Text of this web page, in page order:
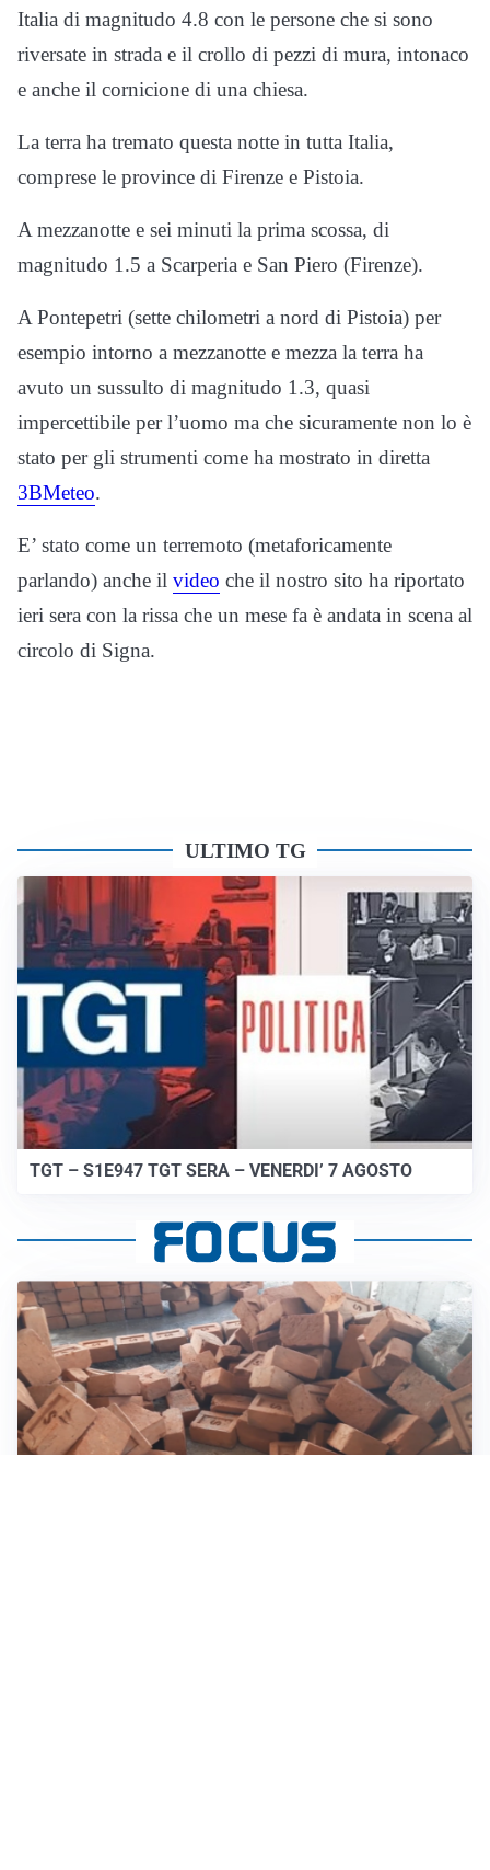
Italia di magnitudo 4.8 con le persone che si sono
riversate in strada e il crollo di pezzi di mura, intonaco
e anche il cornicione di una chiesa.
La terra ha tremato questa notte in tutta Italia,
comprese le province di Firenze e Pistoia.
A mezzanotte e sei minuti la prima scossa, di
magnitudo 1.5 a Scarperia e San Piero (Firenze).
A Pontepetri (sette chilometri a nord di Pistoia) per
esempio intorno a mezzanotte e mezza la terra ha
avuto un sussulto di magnitudo 1.3, quasi
impercettibile per l’uomo ma che sicuramente non lo è
stato per gli strumenti come ha mostrato in diretta
3BMeteo.
E’ stato come un terremoto (metaforicamente
parlando) anche il video che il nostro sito ha riportato
ieri sera con la rissa che un mese fa è andata in scena al
circolo di Signa.
ULTIMO TG
TGT – S1E947 TGT SERA – VENERDI’ 7 AGOSTO